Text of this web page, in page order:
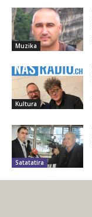
Muzika
Kultura
Satatatira